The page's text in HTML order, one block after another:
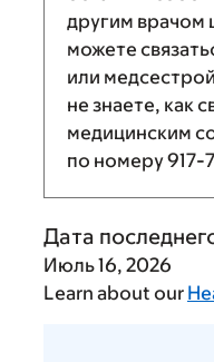
другим врачом
можете
или
не знаете, как
медицинским
по номеру917-
Дата
Июль 16, 2026
Learn about our